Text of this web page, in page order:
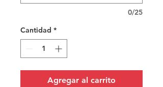
0/25
Cantidad *
Agregar al carrito